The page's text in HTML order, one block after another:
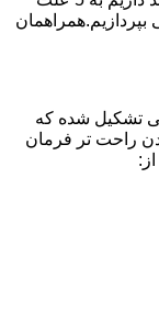
تشکیل شده که
راحت تر فرمان